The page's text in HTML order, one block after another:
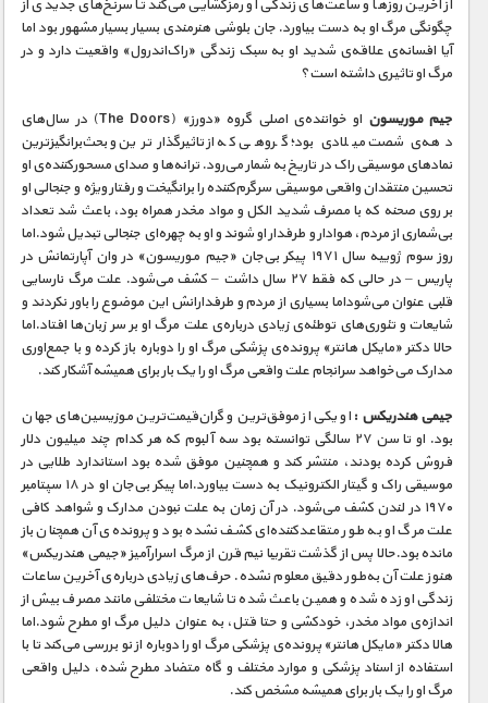
از آخرین روزها و ساعت‌های زندگی او رمزگشایی می‌کند تا سرنخ‌های جدیدی از
چگونگی مرگ او به دست بیاورد. جان بلوشی هنرمندی بسیار بسیار مشهور بود اما
آیا افسانه‌ی علاقه‌ی شدید او به سبک زندگی «راک‌اند‌رول» واقعیت دارد و در
مرگ او تاثیری داشته است؟
جیم موریسون
او خواننده‌ی اصلی گروه «دورز» (The Doors) در سال‌های
دهه‌ی شصت میلادی بود؛ گروهی که از تاثیرگذارترین و بحث‌برانگیزترین
نمادهای موسیقی راک در تاریخ به شمار می‌رود. ترانه‌ها و صدای مسحورکننده‌ی او
تحسین منتقدان واقعی موسیقی سرگرم‌کننده را برانگیخت و رفتار ویژه‌ و جنجالی او
بر روی صحنه که با مصرف شدید الکل و مواد مخدر همراه بود، باعث شد تعداد
بی‌شماری از مردم، هوادار و طرفدار او شوند و او به چهره‌‌ای جنجالی تبدیل شود.اما
روز سوم ژوییه سال ۱۹۷۱ پیکر بی‌جان «جیم موریسون» در وان آپارتمانش در
پاریس – در حالی که فقط ۲۷ سال داشت – کشف می‌شود. علت مرگ نارسایی
قلبی عنوان می‌شوداما بسیاری از مردم و طرفدارانش این موضوع را باور نکردند و
شایعات و تئوری‌های توطئه‌ی زیادی درباره‌ی علت مرگ او بر سر زبان‌ها افتاد.اما
حالا دکتر «مایکل هانتر» پرونده‌ی پزشکی مرگ او را دوباره باز کرده و با جمع‌اوری
مدارک می‌خواهد سرانجام علت واقعی مرگ او را یک بار برای همیشه آشکار کند.
جیمی هندریکس : او یکی از موفق‌ترین و گران‌قیمت‌ترین موزیسین‌های جهان
بود. او تا سن ۲۷ سالگی توانسته بود سه آلبوم که هر کدام چند میلیون دلار
فروش کرده بودند، منتشر کند و همچنین موفق شده بود استاندارد طلایی در
موسیقی راک و گیتار الکترونیک به دست بیاورد.اما پیکر بی‌جان او در ۱۸ سپتامبر
۱۹۷۰ در لندن کشف می‌شود. در آن زمان به علت نبودن مدارک و شواهد کافی
علت مرگ او به طور متقاعدکننده‌ای کشف نشده بود و پرونده‌ی آن همچنان باز
مانده بود.حالا پس از گذشت تقریبا نیم قرن از مرگ اسرارآمیز «جیمی هندریکس»
هنوز علت آن به‌طور دقیق معلوم نشده. حرف‌های زیادی درباره‌ی آخرین ساعات
زندگی او زده شده و همین باعث شده تا شایعات مختلفی مانند مصرف بیش از
اندازه‌ی مواد مخدر، خودکشی و حتا قتل، به عنوان دلیل مرگ او مطرح شود.اما
هالا دکتر «مایکل هانتر» پرونده‌ی پزشکی مرگ او را دوباره از نو بررسی می‌کند تا با
استفاده از اسناد پزشکی و موارد مختلف و گاه متضاد مطرح شده، دلیل واقعی
مرگ او را یک بار برای همیشه مشخص کند.